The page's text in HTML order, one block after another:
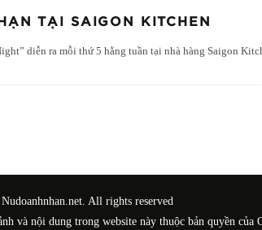
TẠI SAIGON KITCHEN
diễn ra mỗi thứ 5 hằng tuần tại nhà hàng Saigon
All rights reserved
và nội dung trong website này thuộc bản quyền